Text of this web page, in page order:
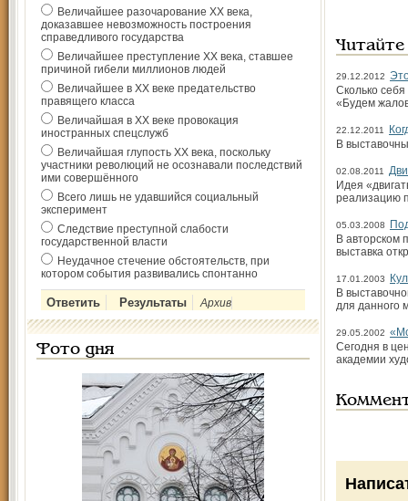
Величайшее разочарование ХХ века,
доказавшее невозможность построения
справедливого государства
Величайшее преступление ХХ века, ставшее
причиной гибели миллионов людей
Величайшее в ХХ веке предательство
правящего класса
Величайшая в ХХ веке провокация
иностранных спецслужб
Величайшая глупость ХХ века, поскольку
участники революций не осознавали последствий
ими совершённого
Всего лишь не удавшийся социальный
эксперимент
Следствие преступной слабости
государственной власти
Неудачное стечение обстоятельств, при
котором события развивались спонтанно
Архив
Фото дня
29.12.2012
Сколько
«Будем
22.12.2011
В
02.08.2011
Идея
реализацию
05.03.2008
В авторском
выставка
17.01.2003
В
для данного
29.05.2002
Сегодня в
академии